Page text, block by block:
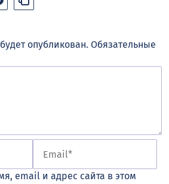
опубликован. Обязательные
email и адрес сайта в этом